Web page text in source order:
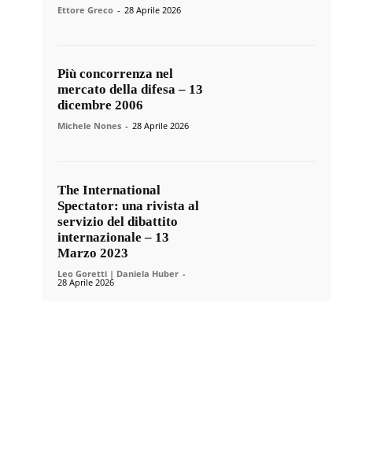
Ettore Greco - 28 Aprile 2026
Più concorrenza nel
mercato della difesa – 13
dicembre 2006
Michele Nones - 28 Aprile 2026
The International
Spectator: una rivista al
servizio del dibattito
internazionale – 13
Marzo 2023
Leo Goretti | Daniela Huber -
28 Aprile 2026